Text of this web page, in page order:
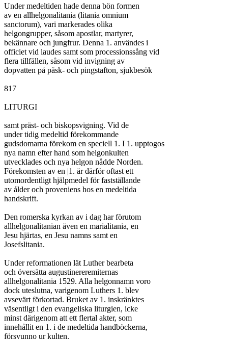
Under medeltiden hade denna bön formen
av en allhelgonalitania (litania omnium
sanctorum), vari markerades olika
helgongrupper, såsom apostlar, martyrer,
bekännare och jungfrur. Denna 1. användes i
officiet vid laudes samt som processionssång vid
flera tillfällen, såsom vid invigning av
dopvatten på påsk- och pingstafton, sjukbesök
817
LITURGI
samt präst- och biskopsvigning. Vid de
under tidig medeltid förekommande
gudsdomarna förekom en speciell 1. I 1. upptogos
nya namn efter hand som helgonkulten
utvecklades och nya helgon nådde Norden.
Förekomsten av en |1. är därför oftast ett
utomordentligt hjälpmedel för fastställande
av ålder och proveniens hos en medeltida
handskrift.
Den romerska kyrkan av i dag har förutom
allhelgonalitanian även en marialitania, en
Jesu hjärtas, en Jesu namns samt en
Josefslitania.
Under reformationen lät Luther bearbeta
och översätta augustinereremiternas
allhelgonalitania 1529. Alla helgonnamn voro
dock uteslutna, varigenom Luthers 1. blev
avsevärt förkortad. Bruket av 1. inskränktes
väsentligt i den evangeliska liturgien, icke
minst därigenom att ett flertal akter, som
innehållit en 1. i de medeltida handböckerna,
försvunno ur kulten.